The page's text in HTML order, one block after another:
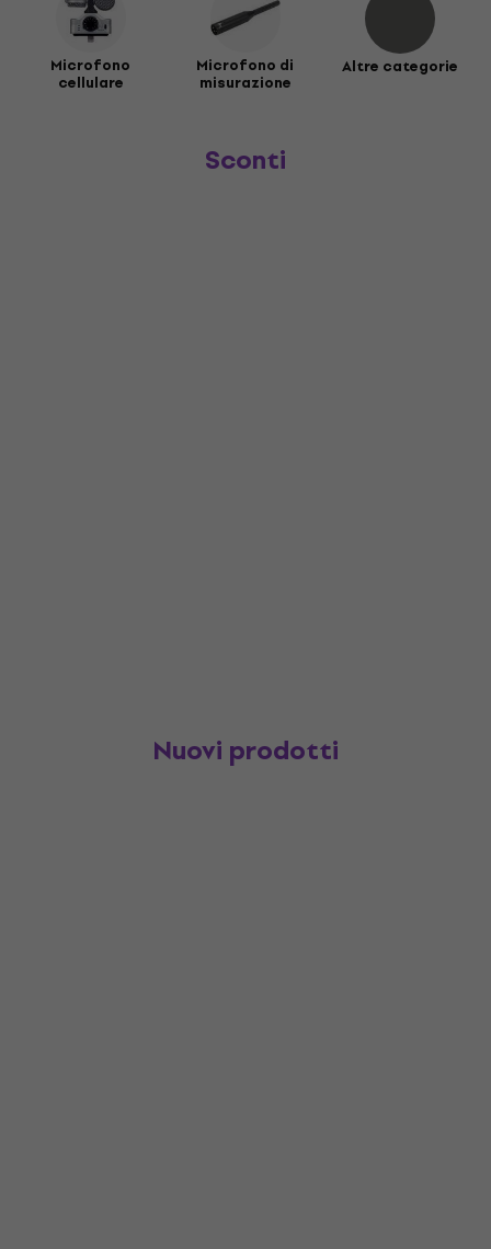
Microfono
cellulare
Microfono di
misurazione
Altre categorie
Sconti
Nuovi prodotti